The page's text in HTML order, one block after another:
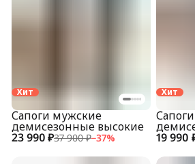
Хит
23 990 ₽37 900 ₽−37%
Сапоги мужские
демисезонные высокие
Хит
19 990